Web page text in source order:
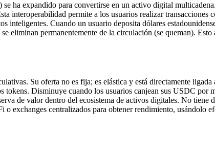
expandido para convertirse en un activo digital
interoperabilidad permite a los usuarios realizar transacciones
Cuando un usuario deposita dólares
eliminan permanentemente de la circulación (se queman).
Su oferta no es fija; es elástica y está directamente
tokens. Disminuye cuando los usuarios canjean sus USDC
de valor dentro del ecosistema de activos digitales. No tiene
exchanges centralizados para obtener rendimiento, usándolo